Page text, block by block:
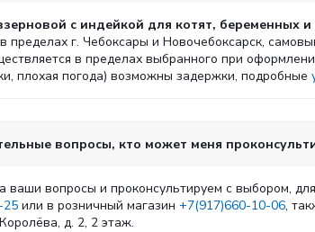
с индейкой для котят, беременных
пределах г. Чебоксары и Новочебоксарск,
в пределах выбранного при
плохая погода) возможны задержки, подробные
вопросы, кто может меня
ваши вопросы и проконсультируем с выбором,
25 или в розничный магазин +7(917)660-10-06,
д. 2, 2 этаж.